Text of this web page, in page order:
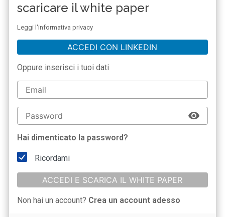
scaricare il white paper
Leggi l'informativa privacy
ACCEDI CON LINKEDIN
Oppure inserisci i tuoi dati
Hai dimenticato la password?
Ricordami
ACCEDI E SCARICA IL WHITE PAPER
Non hai un account? Crea un account adesso